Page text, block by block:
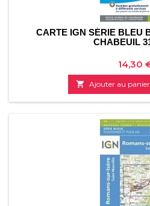
CARTE IGN SÉRIE BLEU
CHABEUIL
Prix
14,30
 Ajouter au panier